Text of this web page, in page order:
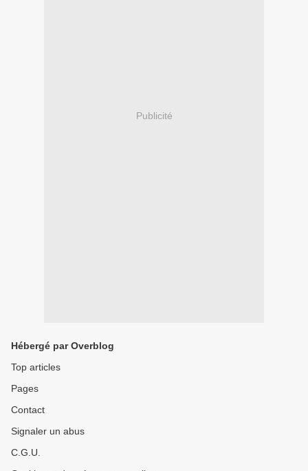
Publicité
Hébergé par Overblog
Top articles
Pages
Contact
Signaler un abus
C.G.U.